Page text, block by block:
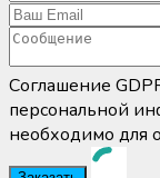
Соглашение
персональной
необходимо для